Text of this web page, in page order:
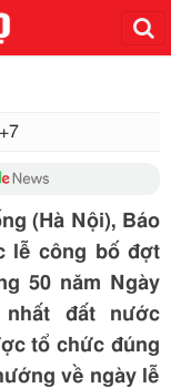
(Hà Nội), Báo
lễ công bố đợt
50 năm Ngày
nhất đất nước
tổ chức đúng
về ngày lễ